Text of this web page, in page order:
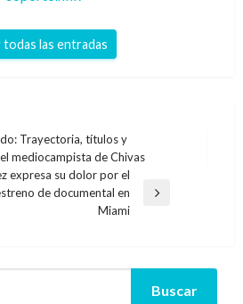
todas las entradas
Trayectoria, títulos y
mediocampista de Chivas
expresa su dolor por el
de documental en
Miami
Buscar